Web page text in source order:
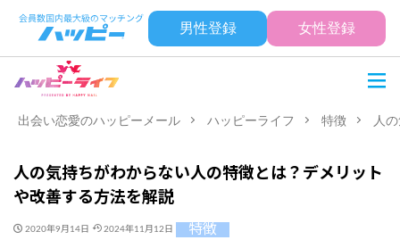
男性登録 女性登録
出会い恋愛のハッピーメール ハッピーライフ 特徴 人
人の気持ちがわからない人の特徴とは？デメリット
や改善する方法を解説
2020年9月14日 2024年11月12日 特徴